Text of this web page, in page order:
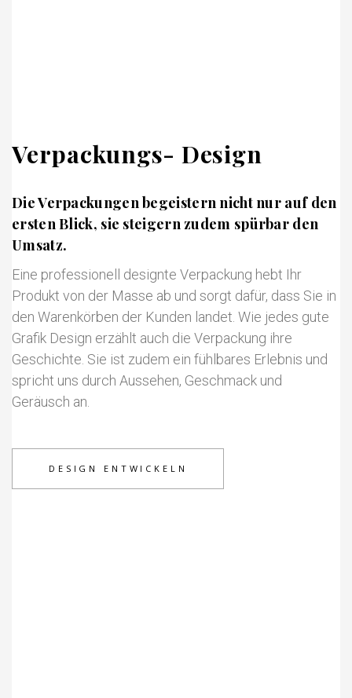
Verpackungs- Design
Die Verpackungen begeistern nicht nur auf den
ersten Blick, sie steigern zudem spürbar den
Umsatz.
Eine professionell designte Verpackung hebt Ihr
Produkt von der Masse ab und sorgt dafür, dass Sie in
den Warenkörben der Kunden landet. Wie jedes gute
Grafik Design erzählt auch die Verpackung ihre
Geschichte. Sie ist zudem ein fühlbares Erlebnis und
spricht uns durch Aussehen, Geschmack und
Geräusch an.
DESIGN ENTWICKELN